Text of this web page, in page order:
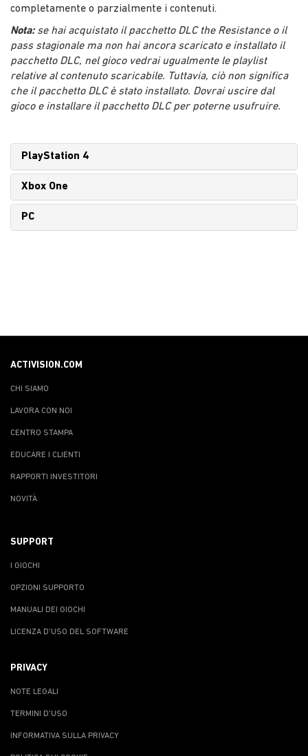
completamente o parzialmente i contenuti.
Nota:se hai acquistato il pacchetto DLC the Resistance o il
pass stagionale ma non hai ancora scaricato e installato il
pacchetto DLC, nel gioco vedrai ugualmente le playlist
relative al contenuto scaricabile. Tuttavia, ciò non significa
che il pacchetto DLC è stato installato. Dovrai uscire dal
gioco e installare il pacchetto DLC per poterne usufruire.
PlayStation 4
Xbox One
PC
ACTIVISION.COM
CHI SIAMO
LAVORA CON NOI
CENTRO STAMPA
EDUCARE I CLIENTI
RAPPORTI INVESTITORI
NOVITÀ
SUPPORT
I GIOCHI
OPZIONI SUPPORTO
MANUALI DEI GIOCHI
LICENZA D'USO DEL SOFTWARE
PRIVACY
NOTE LEGALI
TERMINI D'USO
INFORMATIVA SULLA PRIVACY